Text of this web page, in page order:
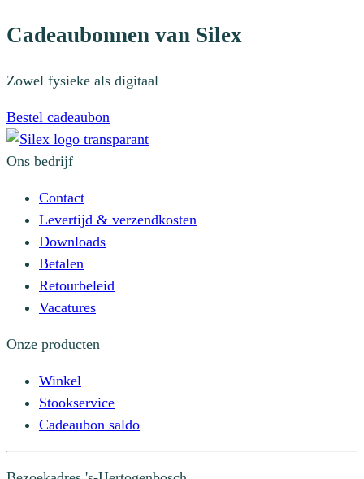
meerdere
Deze
kan
gekozen
worden
de
productpagina
Cadeaubonnen van Silex
Zowel fysieke als digitaal
Bestel cadeaubon
Ons bedrijf
Contact
Levertijd & verzendkosten
Downloads
Betalen
Retourbeleid
Vacatures
Onze producten
Winkel
Stookservice
Cadeaubon saldo